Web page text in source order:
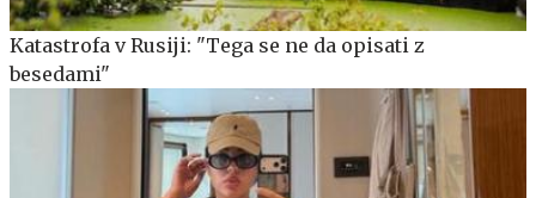
Katastrofa v Rusiji: "Tega se ne da opisati z
besedami"